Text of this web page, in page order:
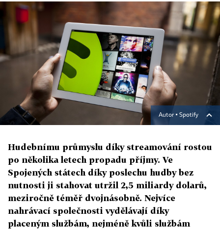
Autor ▪ Spotify
Hudebnímu průmyslu díky streamování rostou
po několika letech propadu příjmy. Ve
Spojených státech díky poslechu hudby bez
nutnosti ji stahovat utržil 2,5 miliardy dolarů,
meziročně téměř dvojnásobně. Nejvíce
nahrávací společnosti vydělávají díky
placeným službám, nejméně kvůli službám